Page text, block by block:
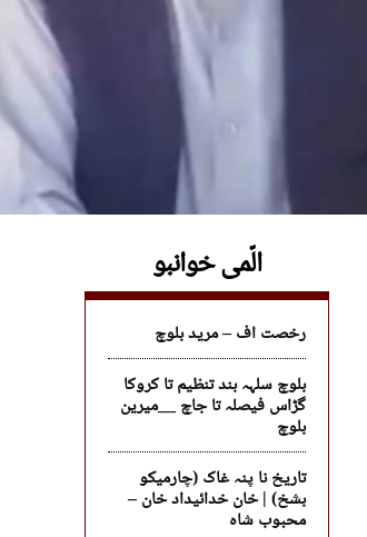
الّمی خوانبو
رخصت اف – مرید بلوچ
بلوچ سلہہ بند تنظیم تا کروکا
گڑاس فیصلہ تا جاچ __میرین
بلوچ
تاریخ نا پنہ غاک (چارمیکو
بشخ) | خان خدائیداد خان –
محبوب شاہ